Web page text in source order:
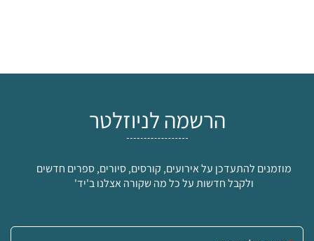
הרשמה לניוזלטר
מוזמנים להתעדכן על אירועים, קורסים, סיורים, ספרים חדשים
ולקבל חדשות על כל מה שקורה אצלנו ב'יד'
אימייל: